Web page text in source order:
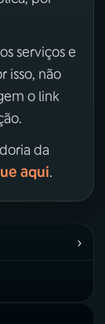
serviços e
isso, não
o link
da
aqui.
›